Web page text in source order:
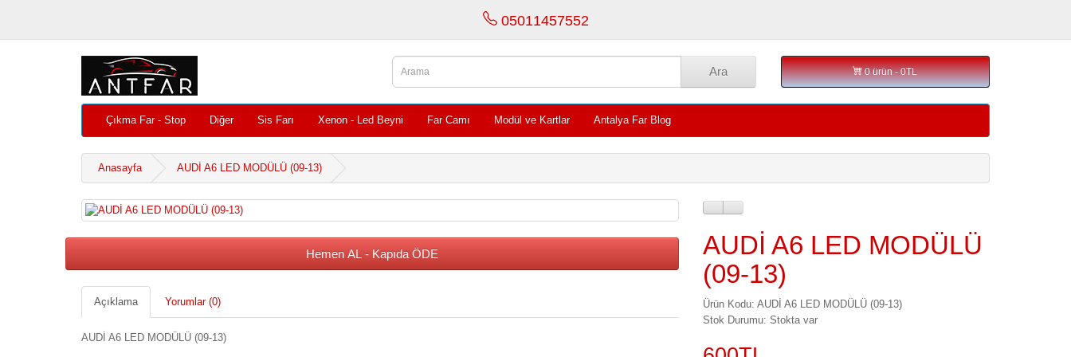
05011457552
Ara 0 ürün - 0TL
Çıkma Far - Stop Diğer Sis Farı Xenon - Led Beyni Far Camı Modül ve Kartlar Antalya Far Blog
Anasayfa AUDİ A6 LED MODÜLÜ (09-13)
Hemen AL - Kapıda ÖDE
Açıklama Yorumlar (0)
AUDİ A6 LED MODÜLÜ (09-13)
AUDİ A6 LED MODÜLÜ
(09-13)
Ürün Kodu: AUDİ A6 LED MODÜLÜ (09-13)
Stok Durumu: Stokta var